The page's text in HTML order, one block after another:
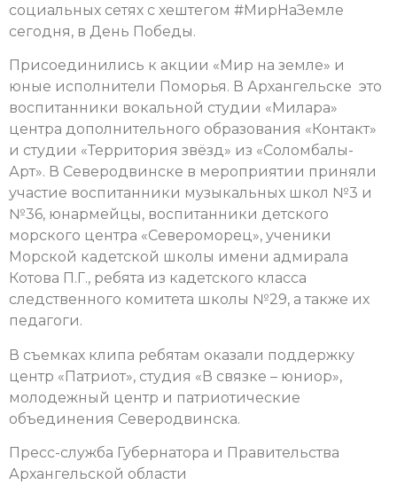
социальных сетях с хештегом #МирНаЗемле
сегодня, в День Победы.
Присоединились к акции «Мир на земле» и
юные исполнители Поморья. В Архангельске это
воспитанники вокальной студии «Милара»
центра дополнительного образования «Контакт»
и студии «Территория звёзд» из «Соломбалы-
Арт». В Северодвинске в мероприятии приняли
участие воспитанники музыкальных школ №3 и
№36, юнармейцы, воспитанники детского
морского центра «Североморец», ученики
Морской кадетской школы имени адмирала
Котова П.Г., ребята из кадетского класса
следственного комитета школы №29, а также их
педагоги.
В съемках клипа ребятам оказали поддержку
центр «Патриот», студия «В связке – юниор»,
молодежный центр и патриотические
объединения Северодвинска.
Пресс-служба Губернатора и Правительства
Архангельской области